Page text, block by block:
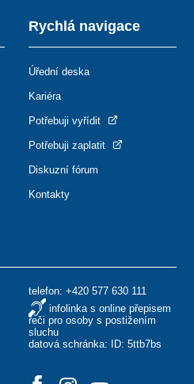
telefon: +420 577 630 111
infolinka s online přepisem
řeči pro osoby s postižením
sluchu
datová schránka: ID: 5ttb7bs
Rychlá navigace
Úřední deska
Kariéra
Potřebuji vyřídit
Potřebuji zaplatit
Diskuzní fórum
Kontakty